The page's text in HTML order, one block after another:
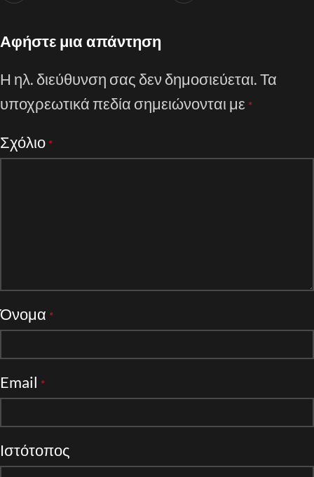
Αφήστε μια απάντηση
Η ηλ. διεύθυνση σας δεν δημοσιεύεται.Τα
υποχρεωτικά πεδία σημειώνονται με *
Σχόλιο *
Όνομα *
Email *
Ιστότοπος